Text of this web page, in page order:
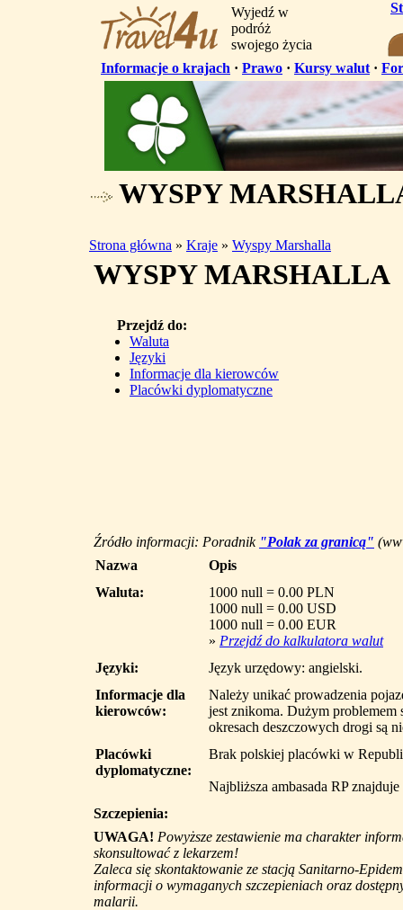
Wyjedź w
podróż
swojego życia
Informacje o krajach · Prawo · Kursy walut ·
WYSPY
Strona główna » Kraje » Wyspy Marshalla
WYSPY MARSHALLA
Przejdź do:
Waluta
Języki
Informacje dla kierowców
Placówki dyplomatyczne
Źródło informacji: Poradnik "Polak za granicą"
Nazwa
Opis
Waluta:
1000 null = 0.00 PLN
1000 null = 0.00 USD
1000 null = 0.00 EUR
» Przejdź do kalkulatora walut
Języki:
Język urzędowy: angielski.
Informacje dla
kierowców:
Należy unikać prowadzenia
jest znikoma. Dużym problemem
okresach deszczowych drogi są
Placówki
dyplomatyczne:
Brak polskiej placówki w
Najbliższa ambasada RP
Szczepienia:
UWAGA! Powyższe zestawienie ma charakter
skonsultować z lekarzem!
Zaleca się skontaktowanie ze stacją Sanitarno-
informacji o wymaganych szczepieniach oraz
malarii.